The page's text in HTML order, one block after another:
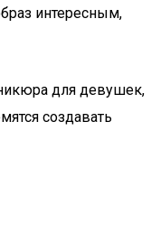
интересным,
для девушек,
создавать